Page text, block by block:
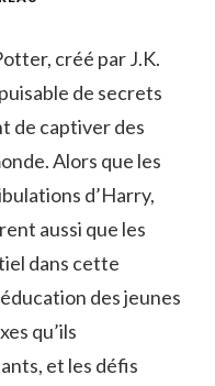
créé par J.K.
de secrets
de captiver des
Alors que les
d’Harry,
aussi que les
dans cette
des jeunes
qu’ils
et les défis